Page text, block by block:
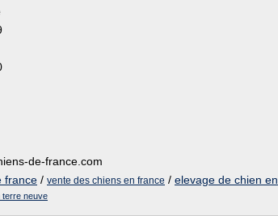
de-france.com
france / vente des chiens en france / elevage de chien en
terre neuve